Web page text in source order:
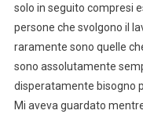
solo in seguito compresi
persone che svolgono il
raramente sono quelle
sono assolutamente
disperatamente bisogno
Mi aveva guardato